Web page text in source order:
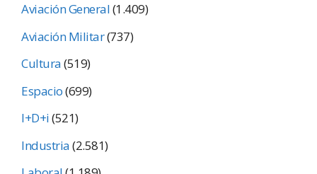
Aviación General(1.409)
Aviación Militar(737)
Cultura(519)
Espacio(699)
I+D+i(521)
Industria(2.581)